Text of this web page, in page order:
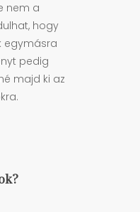
nem a
hogy
egymásra
pedig
majd ki az